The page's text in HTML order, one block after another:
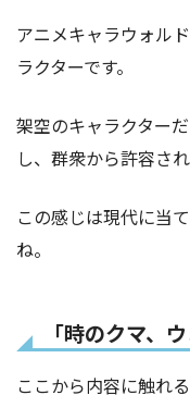
アニメキャラウォル
ラクターです。
架空のキャラクター
し、群衆から許容され
この感じは現代に当
ね。
「時のクマ、
ここから内容に触れ